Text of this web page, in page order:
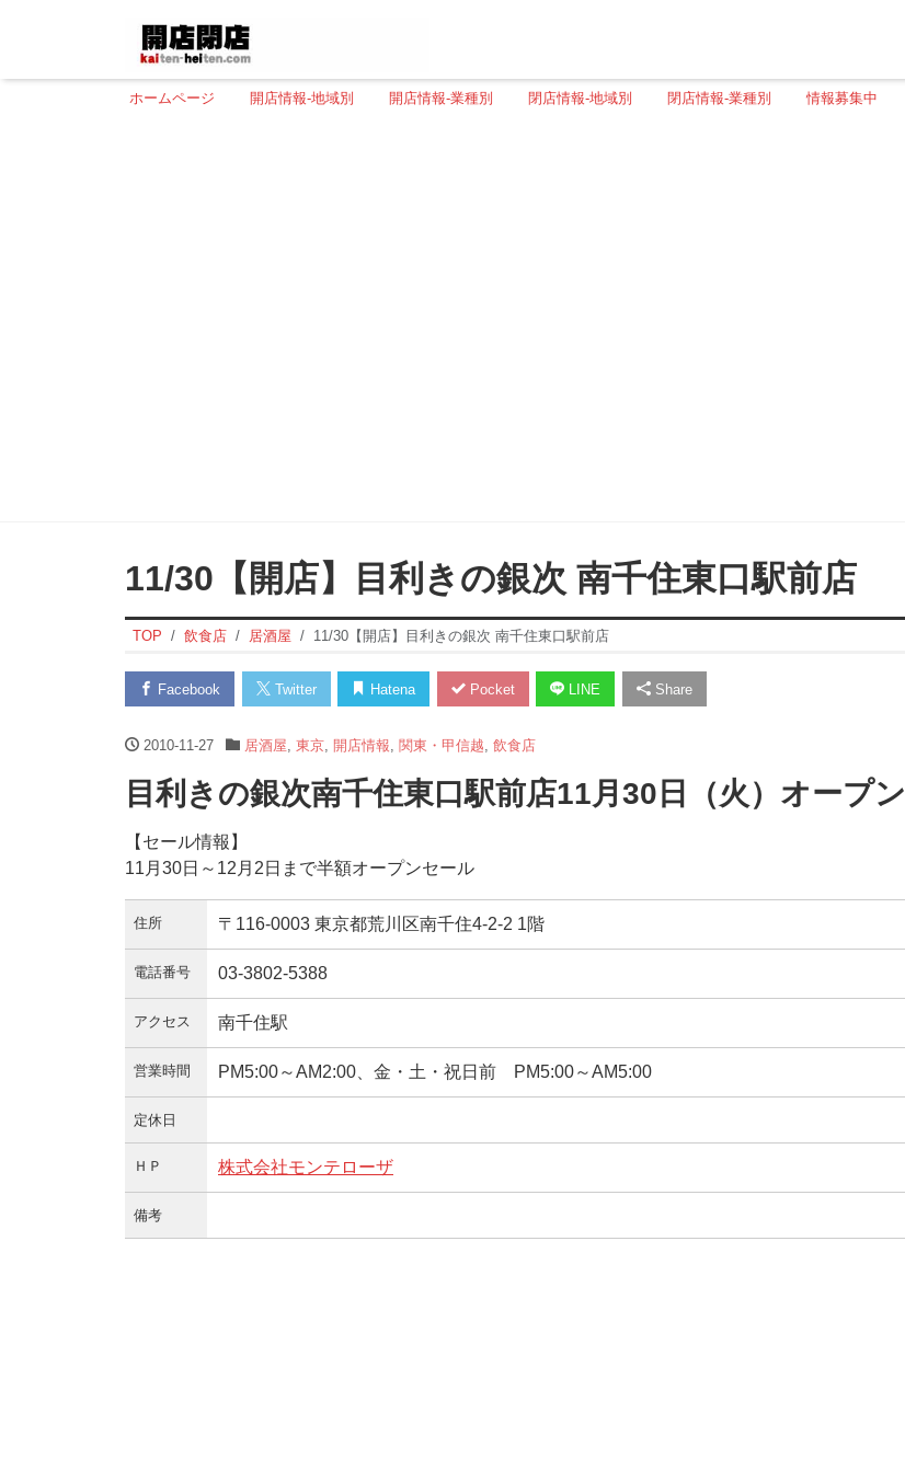
ホームページ 開店情報-地域別 開店情報-業種別 閉店情報-地域別 閉店情報-業種別 情報募集中
11/30【開店】目利きの銀次 南千住東口駅前店
TOP 飲食店 居酒屋 11/30【開店】目利きの銀次 南千住東口駅前店
Facebook Twitter Hatena Pocket LINE Share
2010-11-27 居酒屋 東京, 開店情報 関東・甲信越 飲食店
目利きの銀次南千住東口駅前店11月30日（火）オープン
【セール情報】
11月30日～12月2日まで半額オープンセール
住所 〒116-0003 東京都荒川区南千住4-2-2 1階
電話番号 03-3802-5388
アクセス 南千住駅
営業時間 PM5:00～AM2:00、金・土・祝日前 PM5:00～AM5:00
定休日
ＨＰ 株式会社モンテローザ
備考